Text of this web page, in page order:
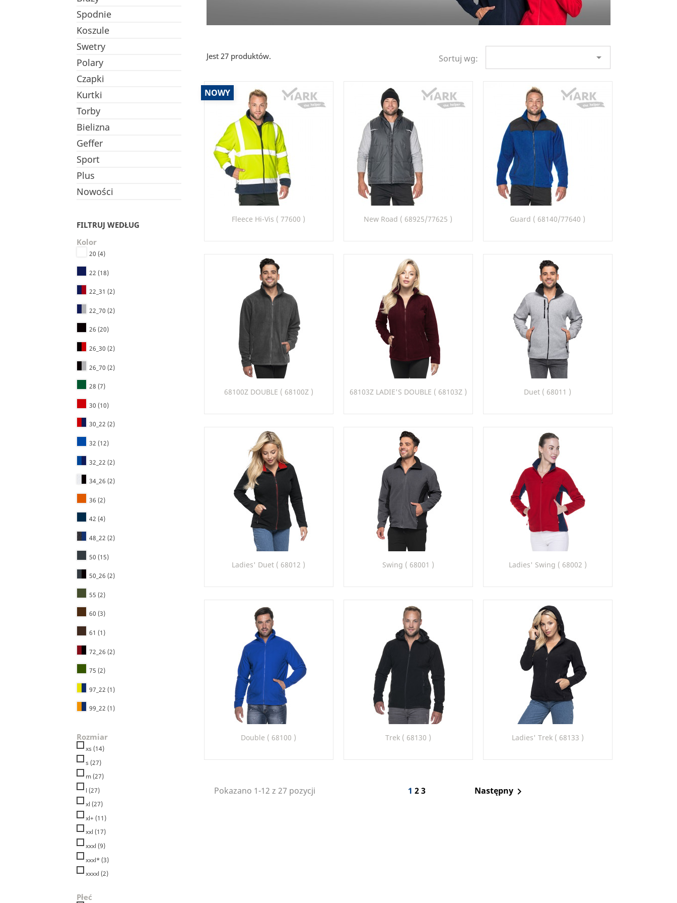
Spodnie
Koszule
Swetry
Polary
Czapki
Kurtki
Torby
Bielizna
Geffer
Sport
Plus
Nowości
FILTRUJ WEDŁUG
Kolor
20 (4)
22 (18)
22_31 (2)
22_70 (2)
26 (20)
26_30 (2)
26_70 (2)
28 (7)
30 (10)
30_22 (2)
32 (12)
32_22 (2)
34_26 (2)
36 (2)
42 (4)
48_22 (2)
50 (15)
50_26 (2)
55 (2)
60 (3)
61 (1)
72_26 (2)
75 (2)
97_22 (1)
99_22 (1)
Rozmiar
xs(14)
s(27)
m(27)
l (27)
xl (27)
xl+ (11)
xxl (17)
xxxl (9)
xxxl*(3)
xxxxl (2)
Płeć
Jest 27 produktów. Sortuj wg: 
Fleece Hi-Vis ( 77600 )
NOWY

Szybki podgląd
New Road ( 68925/77625 )
 Szybki podgląd
Guard ( 68140/77640 )

Szybki podgląd
68100Z DOUBLE ( 68100Z )
 Szybki podgląd
68103Z LADIE'S DOUBLE ( 68103Z )

Szybki podgląd
Duet ( 68011 )
Szybki podgląd
Ladies' Duet ( 68012 )
 Szybki podgląd
Swing ( 68001 )
 Szybki podgląd
Ladies' Swing ( 68002 )

Szybki podgląd
Double ( 68100 )
 Szybki podgląd
Trek ( 68130 )
Szybki podgląd
Ladies' Trek ( 68133 )
 Szybki podgląd
Pokazano 1-12 z 27 pozycji 1 23 Następny 